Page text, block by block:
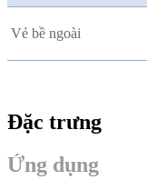
Vẻ bề ngoài
Đặc trưng
Ứng dụng